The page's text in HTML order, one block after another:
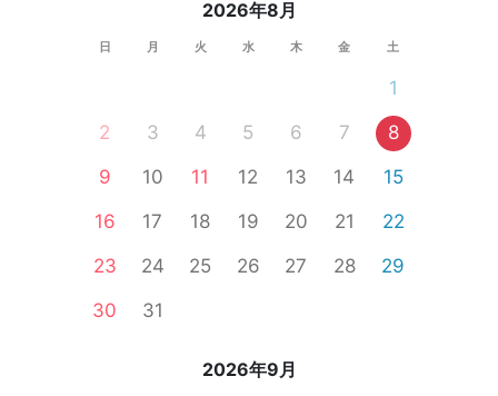
2026年8月
日 月 火 水 木 金 土
1
2
3 4 5 6 7
8
9
10 11 12 13 14
15
16
17 18 19 20 21
22
23
24 25 26 27 28
29
30
31
2026年9月